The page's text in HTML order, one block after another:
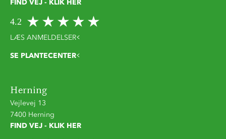
FIND VEJ - KLIK HER
4.2
LÆS ANMELDELSER
SE PLANTECENTER
Herning
Vejlevej 13
7400 Herning
FIND VEJ - KLIK HER